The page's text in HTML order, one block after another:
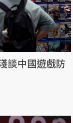
談中國遊戲防